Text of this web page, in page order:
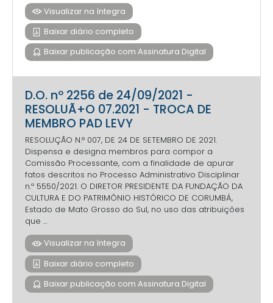
Visualizar na íntegra
Baixar diário completo
Baixar publicação com Assinatura Digital
D.O. nº 2256 de 24/09/2021 -
RESOLUÃ+O 07.2021 - TROCA DE
MEMBRO PAD LEVY
RESOLUÇÃO N.° 007, DE 24 DE SETEMBRO DE 2021.
Dispensa e designa membros para compor a
Comissão Processante, com a finalidade de apurar
fatos descritos no Processo Administrativo Disciplinar
n.º 5550/2021. O DIRETOR PRESIDENTE DA FUNDAÇÃO DA
CULTURA E DO PATRIMÔNIO HISTÓRICO DE CORUMBÁ,
Estado de Mato Grosso do Sul, no uso das atribuições
que ...
Visualizar na íntegra
Baixar diário completo
Baixar publicação com Assinatura Digital